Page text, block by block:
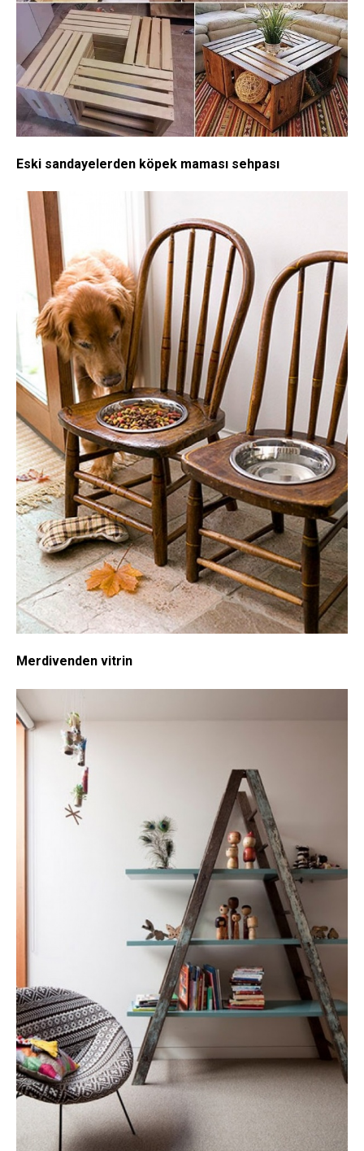
Eski sandayelerden köpek maması sehpası
Merdivenden vitrin